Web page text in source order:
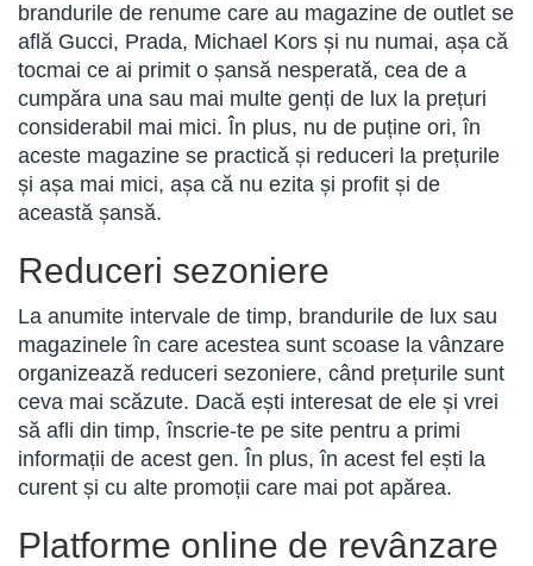
brandurile de renume care au magazine de outlet se
află Gucci, Prada, Michael Kors și nu numai, așa că
tocmai ce ai primit o șansă nesperată, cea de a
cumpăra una sau mai multe genți de lux la prețuri
considerabil mai mici. În plus, nu de puține ori, în
aceste magazine se practică și reduceri la prețurile
și așa mai mici, așa că nu ezita și profit și de
această șansă.
Reduceri sezoniere
La anumite intervale de timp, brandurile de lux sau
magazinele în care acestea sunt scoase la vânzare
organizează reduceri sezoniere, când prețurile sunt
ceva mai scăzute. Dacă ești interesat de ele și vrei
să afli din timp, înscrie-te pe site pentru a primi
informații de acest gen. În plus, în acest fel ești la
curent și cu alte promoții care mai pot apărea.
Platforme online de revânzare